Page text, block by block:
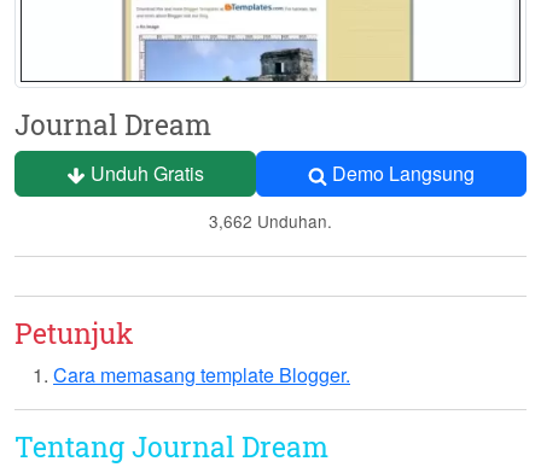
Journal Dream
Unduh Gratis Demo Langsung
3,662 Unduhan.
Petunjuk
Cara memasang template Blogger.
Tentang Journal Dream